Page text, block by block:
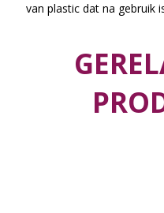
van plastic dat na gebruik